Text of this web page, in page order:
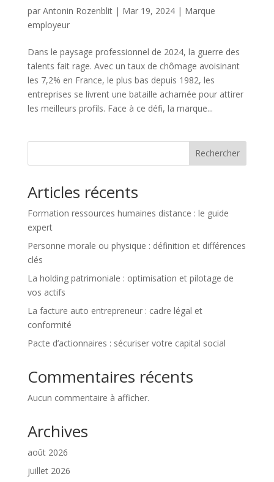
par Antonin Rozenblit| Mar 19, 2024| Marque
employeur
Dans le paysage professionnel de 2024, la guerre des
talents fait rage. Avec un taux de chômage avoisinant
les 7,2% en France, le plus bas depuis 1982, les
entreprises se livrent une bataille acharnée pour attirer
les meilleurs profils. Face à ce défi, la marque...
Rechercher
Articles récents
Formation ressources humaines distance : le guide
expert
Personne morale ou physique : définition et différences
clés
La holding patrimoniale : optimisation et pilotage de
vos actifs
La facture auto entrepreneur : cadre légal et
conformité
Pacte d’actionnaires : sécuriser votre capital social
Commentaires récents
Aucun commentaire à afficher.
Archives
août 2026
juillet 2026